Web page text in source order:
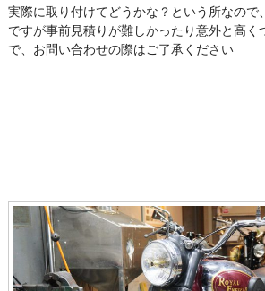
実際に取り付けてどうかな？という所なので
ですが事前見積りが難しかったり意外と高く
で、お問い合わせの際はご了承ください